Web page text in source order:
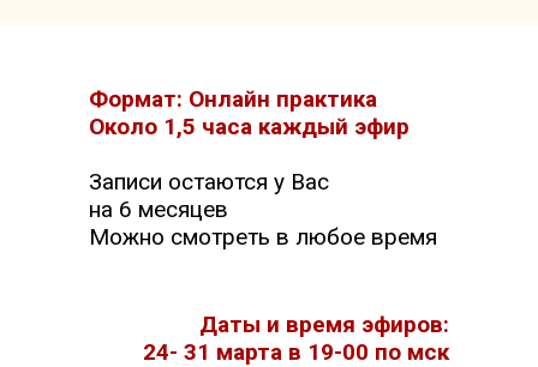
Даты и время эфиров:
24- 31 марта в 19-00 по мск
Формат: Онлайн практика
Около 1,5 часа каждый эфир
Записи остаются у Вас
на 6 месяцев
Можно смотреть в любое время